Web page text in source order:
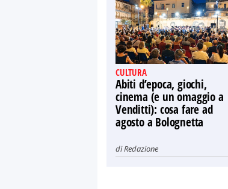
CULTURA
Abiti d’epoca, giochi,
cinema (e un omaggio a
Venditti): cosa fare ad
agosto a Bolognetta
diRedazione